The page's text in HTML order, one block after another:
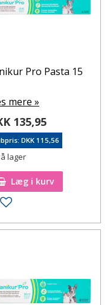
Pro Pasta 15
mere »
135,95
DKK 115,56
lager
Læg i kurv
Tilføj til ønskeseddel